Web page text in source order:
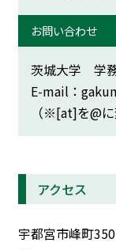
お問い合わせ
茨城大学 学
E-mail：
（※[at]を@
アクセス
宇都宮市峰町350